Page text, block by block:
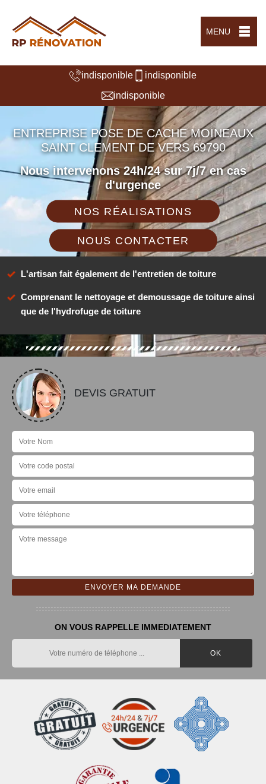
MENU
indisponible
indisponible
indisponible
ENTREPRISE POSE DE CACHE MOINEAUX
SAINT CLEMENT DE VERS 69790
Nous intervenons 24h/24 sur 7j/7 en cas
d'urgence
NOS RÉALISATIONS
NOUS CONTACTER
L'artisan fait également de l'entretien de toiture
Comprenant le nettoyage et demoussage de toiture ainsi
que de l'hydrofuge de toiture
DEVIS GRATUIT
ON VOUS RAPPELLE IMMEDIATEMENT